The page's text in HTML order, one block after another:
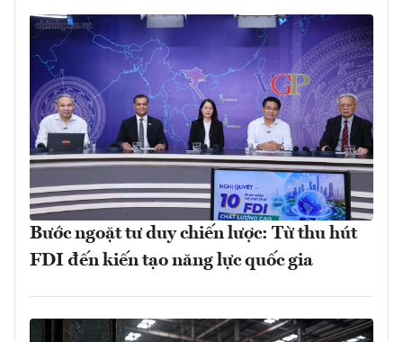
Bước ngoặt tư duy chiến lược: Từ thu hút
FDI đến kiến tạo năng lực quốc gia